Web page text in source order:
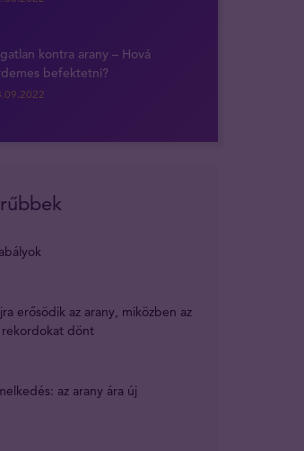
kontra arany – Hová
befektetni?
erősödik az arany, miközben az
dönt
az arany ára új